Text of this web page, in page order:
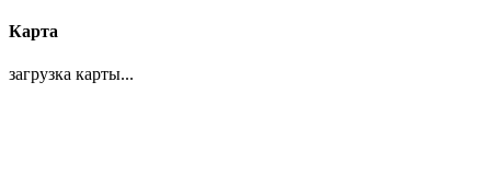
Карта
загрузка карты...